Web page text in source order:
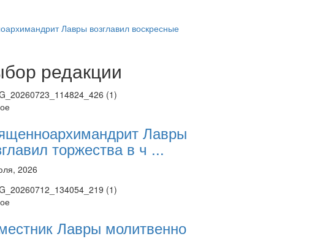
2015Название трансляции
2015Название трансляции
2015Название трансляции
Название трансляции
2015Название трансляции
Лавры возглавил воскресные
редакции
Лавры
торжества в ч ...
2026
Лавры молитвенно